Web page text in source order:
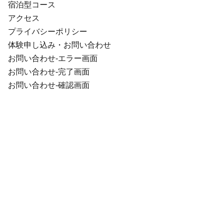
宿泊型コース
アクセス
プライバシーポリシー
体験申し込み・お問い合わせ
お問い合わせ-エラー画面
お問い合わせ-完了画面
お問い合わせ-確認画面